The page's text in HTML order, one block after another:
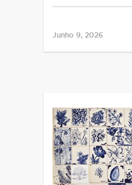
Junho 9, 2026